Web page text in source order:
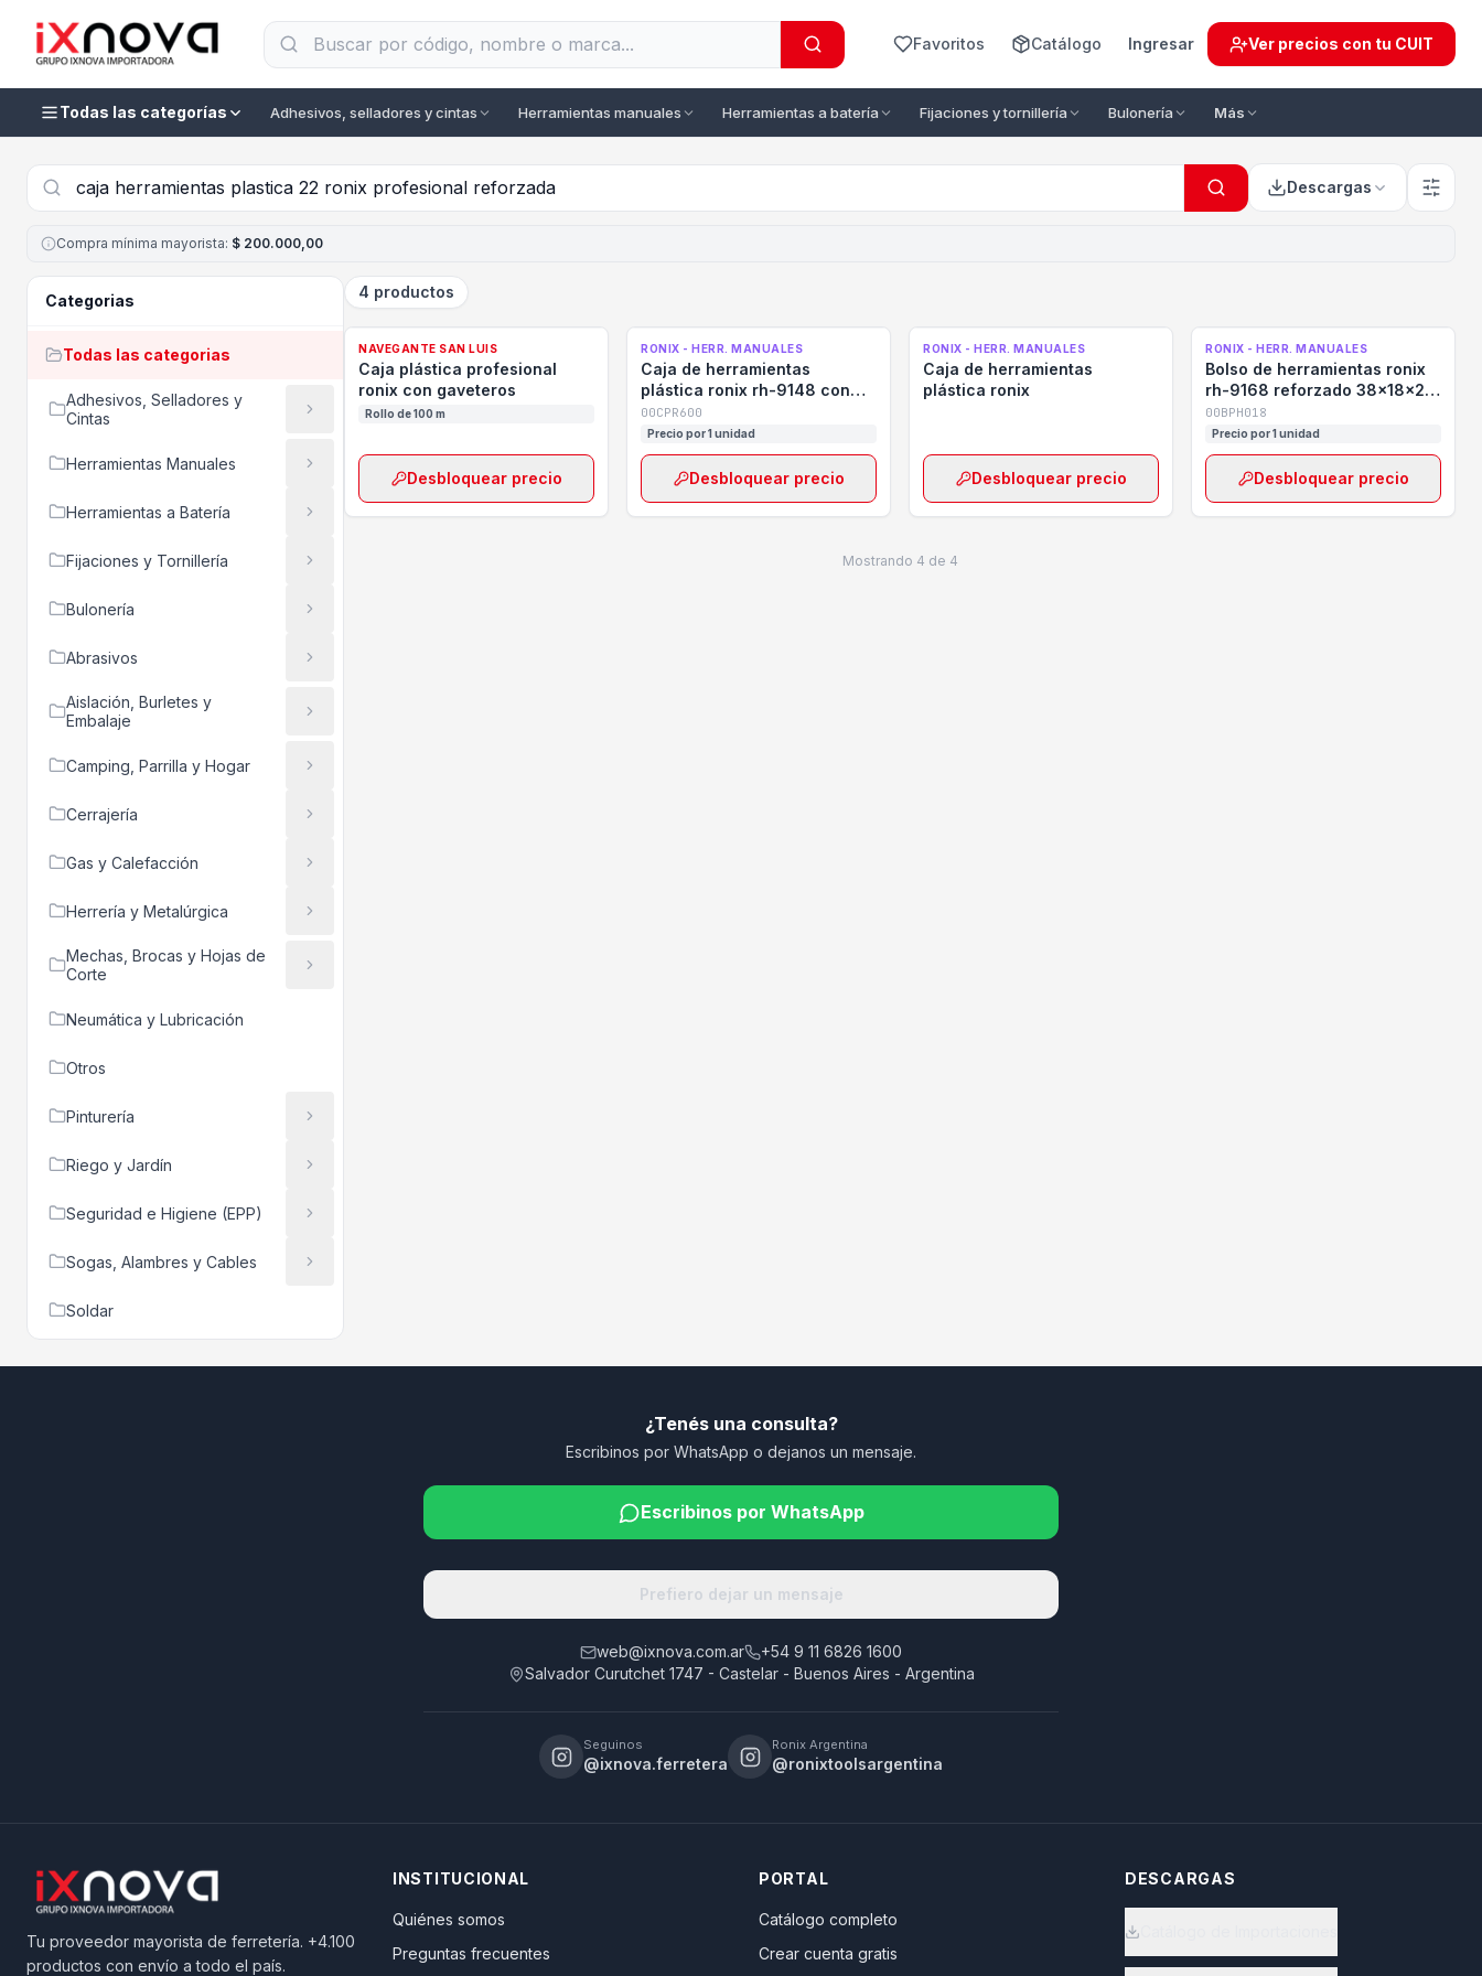
Favoritos Catálogo Ingresar Ver precios con tu CUIT
Todas las categorías Adhesivos, selladores y cintas Herramientas manuales Herramientas a batería Fijaciones y tornillería Bulonería Más
Descargas
Compra mínima mayorista: $ 200.000,00
Categorias
Todas las categorias
Adhesivos, Selladores y
Cintas
Herramientas Manuales
Herramientas a Batería
Fijaciones y Tornillería
Bulonería
Abrasivos
Aislación, Burletes y
Embalaje
Camping, Parrilla y Hogar
Cerrajería
Gas y Calefacción
Herrería y Metalúrgica
Mechas, Brocas y Hojas de
Corte
Neumática y Lubricación
Otros
Pinturería
Riego y Jardín
Seguridad e Higiene (EPP)
Sogas, Alambres y Cables
Soldar
4 productos
NAVEGANTE SAN LUIS
Caja plástica profesional
ronix con gaveteros
Rollo de 100 m
Desbloquear precio
RONIX - HERR. MANUALES
Caja de herramientas
plástica ronix rh-9148 con
ruedas y bandeja 600mm
00CPR600
Precio por 1 unidad
Desbloquear precio
RONIX - HERR. MANUALES
Caja de herramientas
plástica ronix
Desbloquear precio
RONIX - HERR. MANUALES
Bolso de herramientas ronix
rh-9168 reforzado 38x18x25
cm
00BPH018
Precio por 1 unidad
Desbloquear precio
Mostrando 4 de 4
¿Tenés una consulta?
Escribinos por WhatsApp o dejanos un mensaje.
Escribinos por WhatsApp
Prefiero dejar un mensaje
web@ixnova.com.ar
+54 9 11 6826 1600
Salvador Curutchet 1747 - Castelar - Buenos Aires - Argentina
Seguinos
@ixnova.ferretera
Ronix Argentina
@ronixtoolsargentina
Tu proveedor mayorista de ferretería. +4.100
productos con envío a todo el país.
INSTITUCIONAL
Quiénes somos
Preguntas frecuentes
PORTAL
Catálogo completo
Crear cuenta gratis
DESCARGAS